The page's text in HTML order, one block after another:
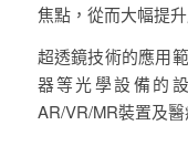
焦點，從而大幅提
超透鏡技術的應用
器等光學設備的
AR/VR/MR裝置及